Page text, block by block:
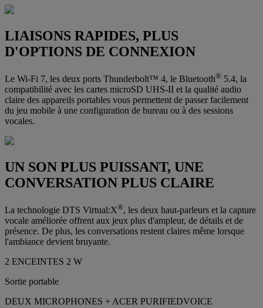
LIAISONS RAPIDES, PLUS
D'OPTIONS DE CONNEXION
Le Wi-Fi 7, les deux ports Thunderbolt™ 4, le Bluetooth® 5.4, la
compatibilité avec les cartes microSD UHS-II et la qualité audio
claire des appareils portables vous permettent de passer facilement
du jeu mobile à une configuration de bureau ou à des sessions
vocales.
UN SON PLUS PUISSANT, UNE
CONVERSATION PLUS CLAIRE
La technologie DTS Virtual:X®, les deux haut-parleurs et la capture
vocale améliorée offrent aux jeux plus d'ampleur, de détails et de
présence. De plus, les conversations restent claires même lorsque
l'ambiance devient bruyante.
2 ENCEINTES 2 W
Sortie portable
DEUX MICROPHONES + ACER PURIFIEDVOICE